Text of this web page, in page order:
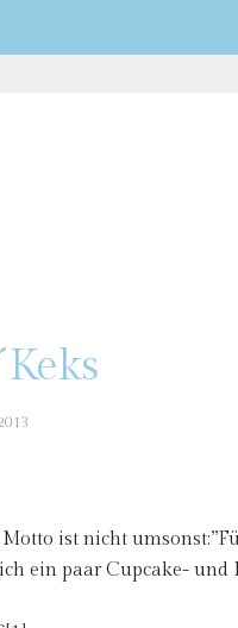
ist nicht
ein paar Cupcake- und